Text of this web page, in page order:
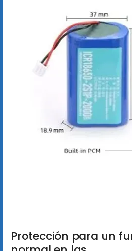
Protección para un